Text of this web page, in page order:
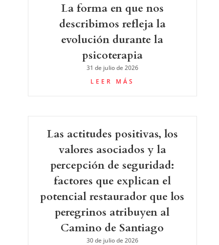
La forma en que nos
describimos refleja la
evolución durante la
psicoterapia
31 de julio de 2026
LEER MÁS
Las actitudes positivas, los
valores asociados y la
percepción de seguridad:
factores que explican el
potencial restaurador que los
peregrinos atribuyen al
Camino de Santiago
30 de julio de 2026